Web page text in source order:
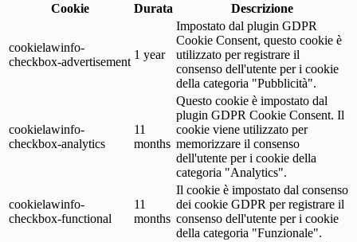
Cookie
Durata Descrizione
cookielawinfo-
checkbox-advertisement
1 year
Impostato dal plugin GDPR
Cookie Consent, questo cookie è
utilizzato per registrare il
consenso dell'utente per i cookie
della categoria "Pubblicità".
cookielawinfo-
checkbox-analytics
11
months
Questo cookie è impostato dal
plugin GDPR Cookie Consent. Il
cookie viene utilizzato per
memorizzare il consenso
dell'utente per i cookie della
categoria "Analytics".
cookielawinfo-
checkbox-functional
11
months
Il cookie è impostato dal consenso
dei cookie GDPR per registrare il
consenso dell'utente per i cookie
della categoria "Funzionale".